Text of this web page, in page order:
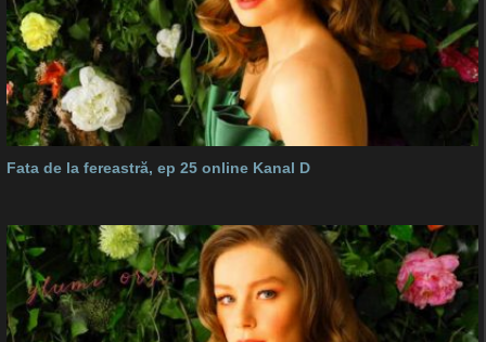
Fata de la fereastră, ep 25 online Kanal D